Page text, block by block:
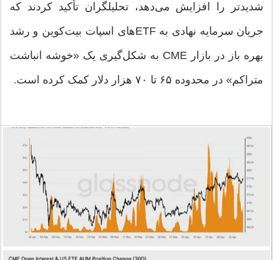
شدیدتر را افزایش می‌دهد، تحلیلگران تأکید کردند که
جریان سرمایه نهادی به ETFهای اسپات بیت‌کوین و رشد
بهره باز در بازار CME به شکل‌گیری یک «خوشه انباشت
متراکم» در محدوده ۶۵ تا ۷۰ هزار دلار کمک کرده است.